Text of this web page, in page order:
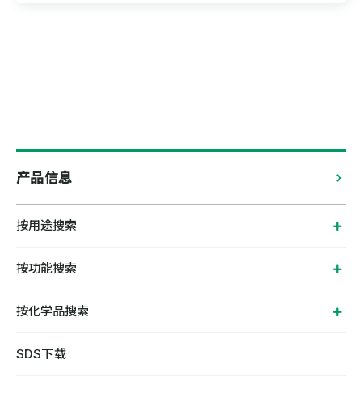
产品信息
按用途搜索
按功能搜索
按化学品搜索
SDS下载